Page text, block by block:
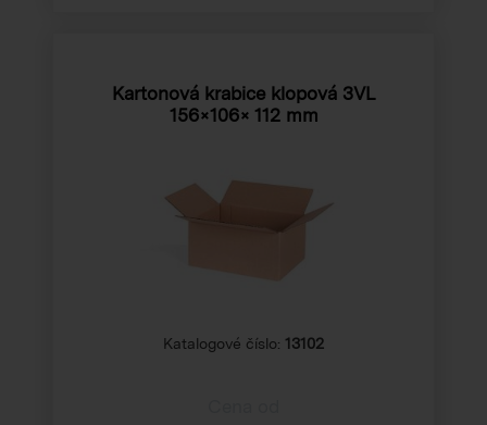
Kartonová krabice klopová 3VL
156×106× 112 mm
Katalogové číslo: 13102